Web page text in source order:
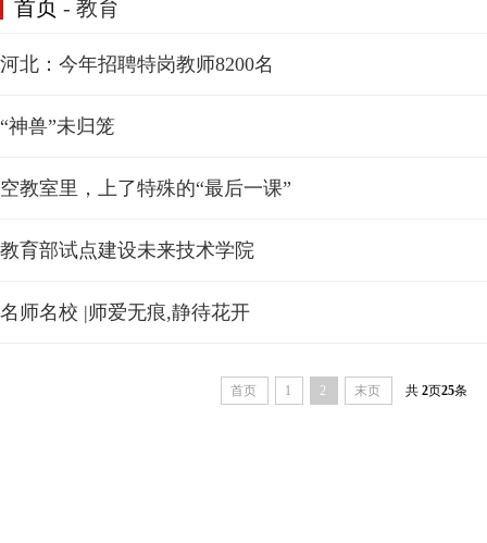
首页 - 教育
河北：今年招聘特岗教师8200名
“神兽”未归笼
空教室里，上了特殊的“最后一课”
教育部试点建设未来技术学院
名师名校 |师爱无痕,静待花开
首页 1 2 末页 共2页25条